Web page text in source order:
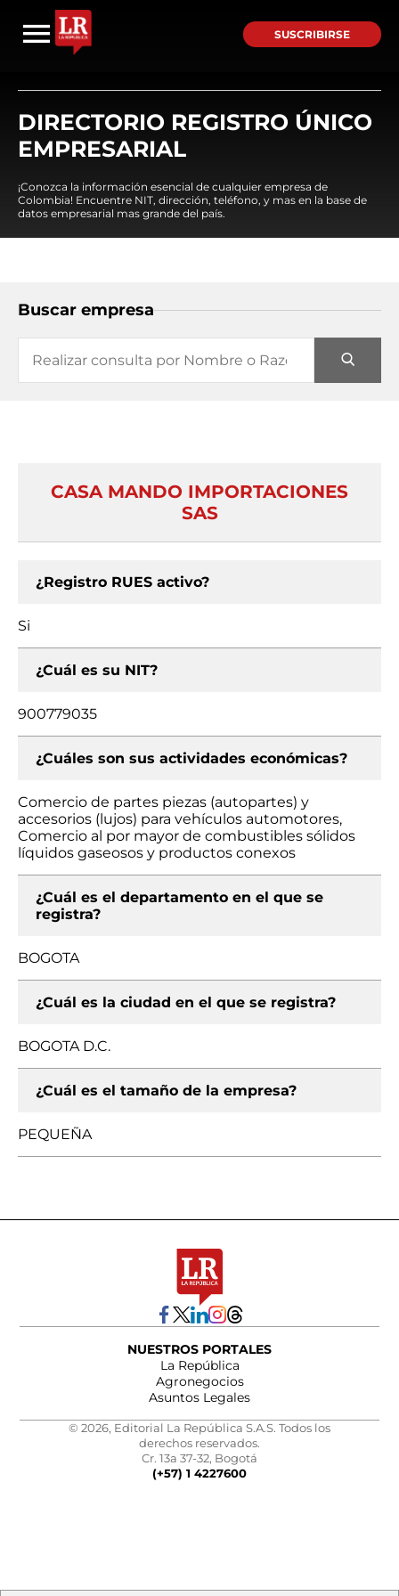
SUSCRIBIRSE
DIRECTORIO REGISTRO ÚNICO
EMPRESARIAL
¡Conozca la información esencial de cualquier empresa de
Colombia! Encuentre NIT, dirección, teléfono, y mas en la base de
datos empresarial mas grande del país.
Buscar empresa
CASA MANDO IMPORTACIONES
SAS
¿Registro RUES activo?
Si
¿Cuál es su NIT?
900779035
¿Cuáles son sus actividades económicas?
Comercio de partes piezas (autopartes) y
accesorios (lujos) para vehículos automotores,
Comercio al por mayor de combustibles sólidos
líquidos gaseosos y productos conexos
¿Cuál es el departamento en el que se
registra?
BOGOTA
¿Cuál es la ciudad en el que se registra?
BOGOTA D.C.
¿Cuál es el tamaño de la empresa?
PEQUEÑA
NUESTROS PORTALES
La República
Agronegocios
Asuntos Legales
© 2026, Editorial La República S.A.S. Todos los
derechos reservados.
Cr. 13a 37-32, Bogotá
(+57) 1 4227600